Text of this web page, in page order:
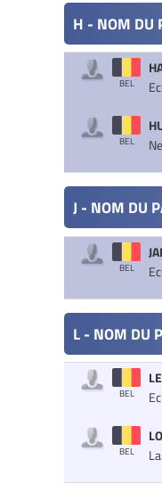
H - NOM DU
BEL
BEL
J - NOM DU
BEL
L - NOM DU
BEL
BEL